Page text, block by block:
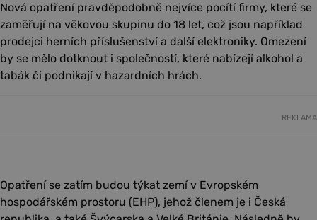
Nová opatření pravděpodobně nejvíce pocítí firmy, které se
zaměřují na věkovou skupinu do 18 let, což jsou například
prodejci herních příslušenství a další elektroniky. Omezení
by se mělo dotknout i společností, které nabízejí alkohol a
tabák či podnikají v hazardních hrách.
REKLAMA
Opatření se zatím budou týkat zemí v Evropském
hospodářském prostoru (EHP), jehož členem je i Česká